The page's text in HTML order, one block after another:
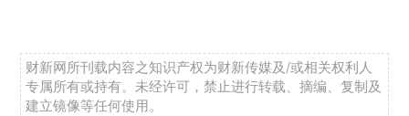
财新网所刊载内容之知识产权为财新传媒及/或相关权利人
专属所有或持有。未经许可，禁止进行转载、摘编、复制及
建立镜像等任何使用。